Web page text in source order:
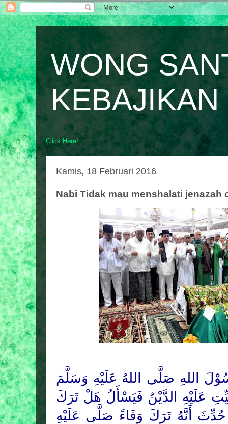
WONG
KEBAJIKAN
Click Here!
Kamis, 18 Februari 2016
Nabi Tidak mau menshalati jenazah
اللهِ صَلَّى اللهُ عَلَيْهِ وَسَلَّمَ
عَلَيْهِ الدَّيْنُ فَيَسْأَلُ هَلْ تَرَكَ
أَنَّهُ تَرَكَ وَفَاءً صَلَّى عَلَيْهِ